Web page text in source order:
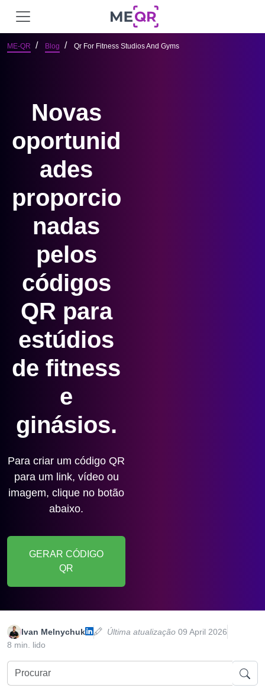
ME-QR Blog Qr For Fitness Studios And Gyms
Novas
oportunid
ades
proporcio
nadas
pelos
códigos
QR para
estúdios
de fitness
e
ginásios.
Para criar um código QR
para um link, vídeo ou
imagem, clique no botão
abaixo.
GERAR CÓDIGO
QR
Ivan Melnychuk Última atualização 09 April 2026
8 min. lido